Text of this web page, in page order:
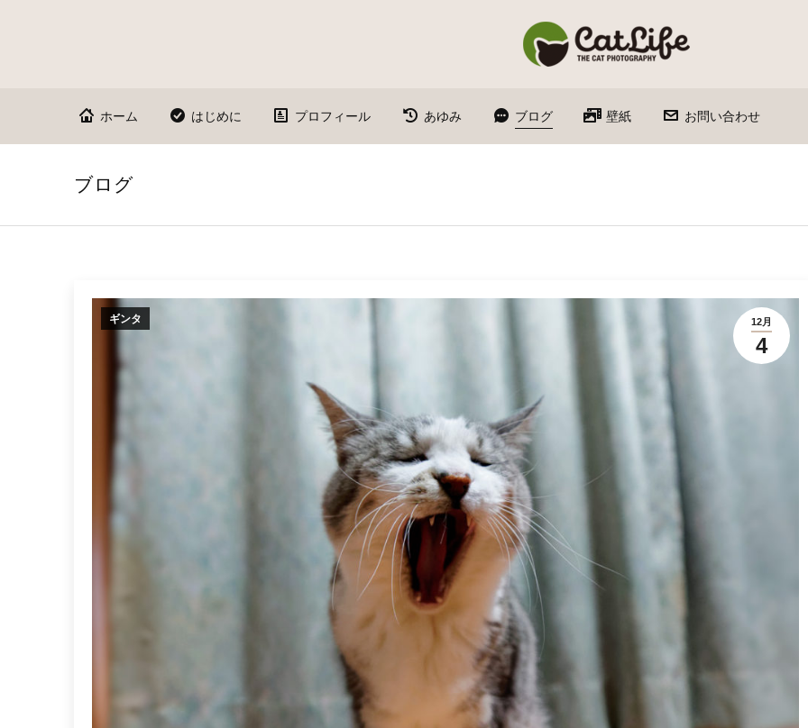
ホーム はじめに プロフィール あゆみ ブログ 壁紙 お問い合わせ
ブログ
12月
4
ギンタ